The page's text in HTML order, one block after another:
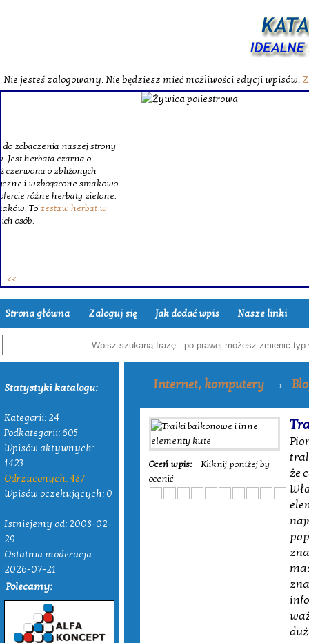
Nie jesteś zalogowany. Nie będziesz mieć możliwości edycji wpisów.
Strona główna Zaloguj się Jak dodać wpis Nasze linki
Statystyki katalogu:
Kategorii: 24
Podkategorii: 605
Wpisów aktywnych:
1423
Odrzuconych: 487
Wpisów oczekujących: 0
Istniejemy od: 2008-02-
29
Ostatnia moderacja:
2026-07-21
Polecamy:
Internet, komputery →
Oceń wpis:
Kliknij poniżej by
ocenić
że